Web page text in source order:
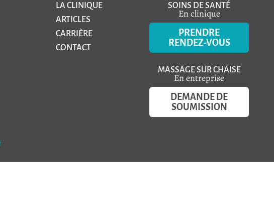
SOINS DE SANTÉ
En clinique
PRENDRE
RENDEZ-VOUS
MASSAGE SUR CHAISE
En entreprise
DEMANDE DE
SOUMISSION
LA CLINIQUE
ARTICLES
CARRIÈRE
CONTACT